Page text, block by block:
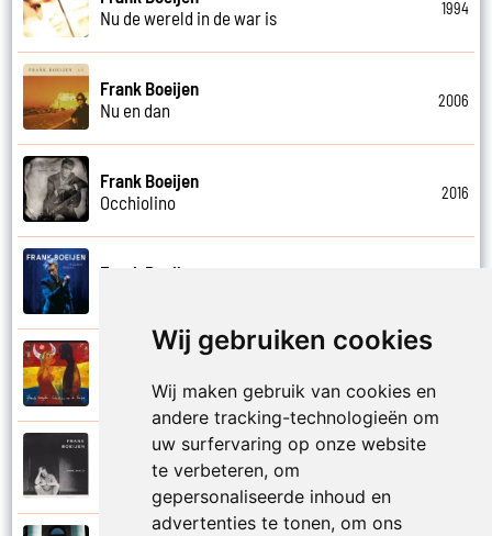
Wij gebruiken cookies
Wij maken gebruik van cookies en
andere tracking-technologieën om
uw surfervaring op onze website
te verbeteren, om
gepersonaliseerde inhoud en
advertenties te tonen, om ons
Nu de wereld in de war is
1994
Frank Boeijen
Nu en dan
2006
Frank Boeijen
Occhiolino
2016
Frank Boeijen
Onder ons
Frank Boeijen
Onschuld